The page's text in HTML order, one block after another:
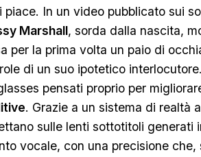
piace. In un video pubblicato sui
Marshall, sorda dalla nascita,
per la prima volta un paio di
di un suo ipotetico
pensati proprio per
. Grazie a un sistema di realtà
sulle lenti sottotitoli generati
vocale, con una precisione